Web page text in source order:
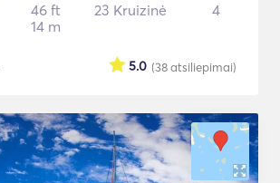
46 ft
14 m
23 Kruizinė 4
(38atsiliepimai)
5.0